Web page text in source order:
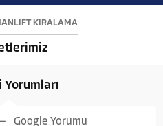
KİRALAMA
Google Yorumu